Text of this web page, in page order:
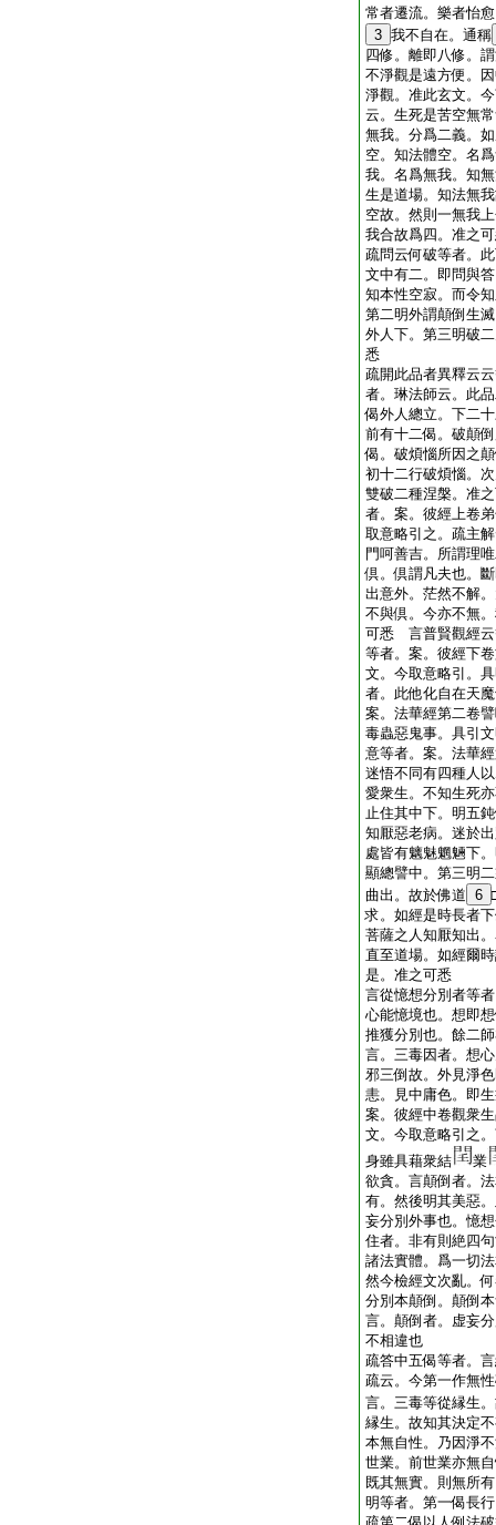
常者遷流。樂者怡
3 我不自在。通稱
四修。離即八修。
不淨觀是遠方便。
淨觀。准此玄文。
云。生死是苦空無
無我。分爲二義。
空。知法體空。名
我。名爲無我。知
生是道場。知法無
空故。然則一無我
我合故爲四。准之
疏問云何破等者。
文中有二。即問與
知本性空寂。而令
第二明外謂顛倒生
外人下。第三明破
悉
疏開此品者異釋云
者。琳法師云。此
偈外人總立。下二
前有十二偈。破顛
偈。破煩惱所因之
初十二行破煩惱。
雙破二種涅槃。准
者。案。彼經上卷
取意略引之。疏主
門呵善吉。所謂理
倶。倶謂凡夫也。
出意外。茫然不解
不與倶。今亦不無
可悉 言普賢觀經云
等者。案。彼經下
文。今取意略引。
者。此他化自在天
案。法華經第二卷
毒蟲惡鬼事。具引
意等者。案。法華
迷悟不同有四種人
愛衆生。不知生死
止住其中下。明五
知厭惡老病。迷於
處皆有魑魅魍魎下
顯總譬中。第三明
曲出。故於佛道 6
求。如經是時長者
菩薩之人知厭知出
直至道場。如經爾
是。准之可悉
言從憶想分別者等
心能憶境也。想即
推獲分別也。餘二
言。三毒因者。想
邪三倒故。外見淨
恚。見中庸色。即
案。彼經中卷觀衆
文。今取意略引之
身雖具藉衆結
業
欲貪。言顛倒者。
有。然後明其美惡
妄分別外事也。憶
住者。非有則絶四
諸法實體。爲一切
然今檢經文次亂。
分別本顛倒。顛倒
言。顛倒者。虚妄
不相違也
疏答中五偈等者。
疏云。今第一作無
言。三毒等從縁生
縁生。故知其決定
本無自性。乃因淨
世業。前世業亦無
既其無實。則無所
明等者。第一偈長